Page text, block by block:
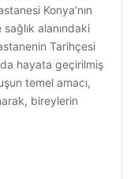
Konya’nın
alanındaki
Tarihçesi
hayata geçirilmiş
temel amacı,
bireylerin